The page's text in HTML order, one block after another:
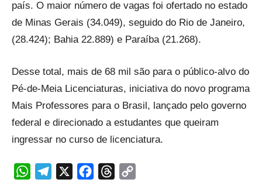
país. O maior número de vagas foi ofertado no estado
de Minas Gerais (34.049), seguido do Rio de Janeiro,
(28.424); Bahia 22.889) e Paraíba (21.268).
Desse total, mais de 68 mil são para o público-alvo do
Pé-de-Meia Licenciaturas, iniciativa do novo programa
Mais Professores para o Brasil, lançado pelo governo
federal e direcionado a estudantes que queiram
ingressar no curso de licenciatura.
WhatsAppTelegram FacebookThreads